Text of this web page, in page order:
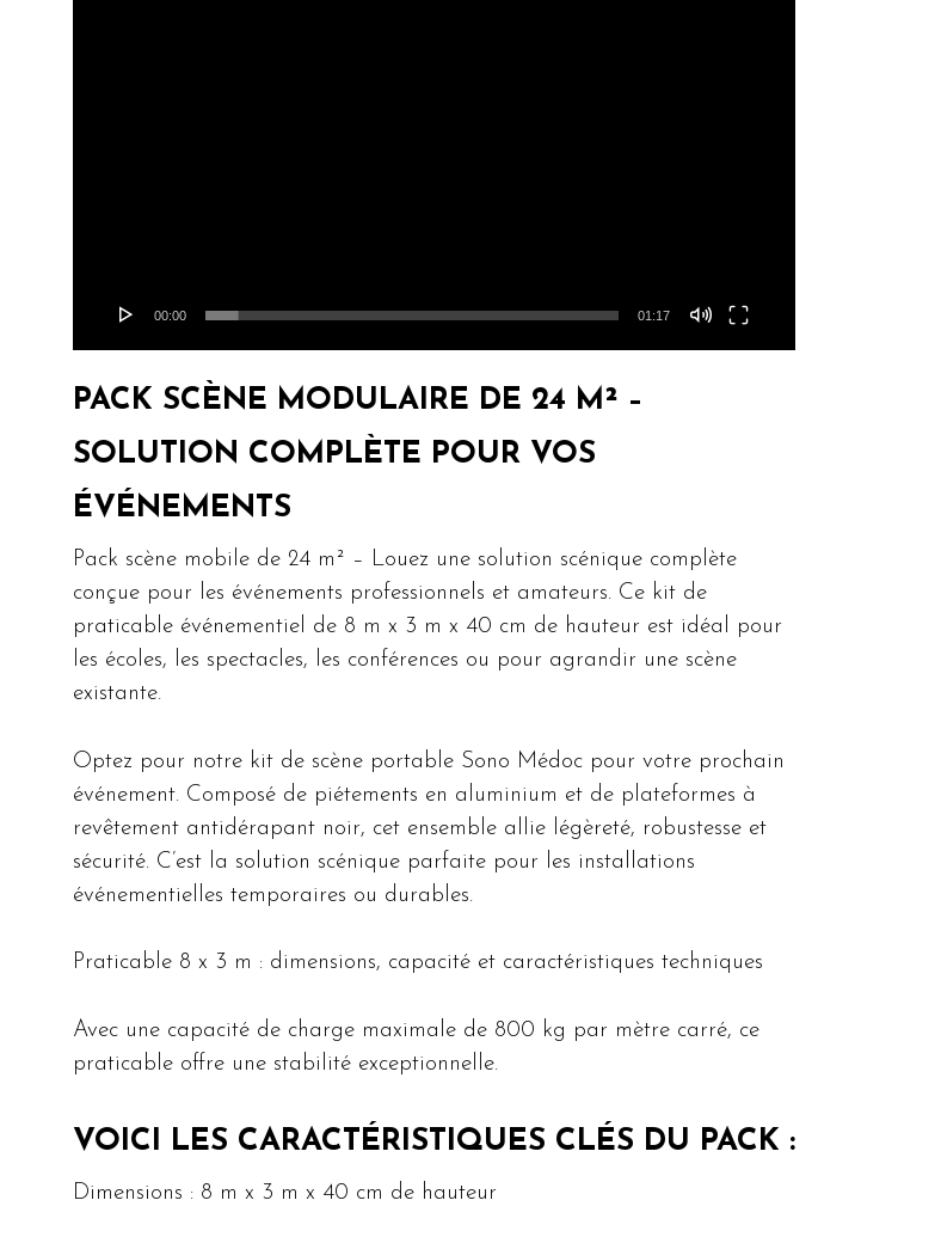
00:00 01:17
PACK SCÈNE MODULAIRE DE 24 M² –
SOLUTION COMPLÈTE POUR VOS
ÉVÉNEMENTS
Pack scène mobile de 24 m² – Louez une solution scénique complète
conçue pour les événements professionnels et amateurs. Ce kit de
praticable événementiel de 8 m x 3 m x 40 cm de hauteur est idéal pour
les écoles, les spectacles, les conférences ou pour agrandir une scène
existante.
Optez pour notre kit de scène portable Sono Médoc pour votre prochain
événement. Composé de piétements en aluminium et de plateformes à
revêtement antidérapant noir, cet ensemble allie légèreté, robustesse et
sécurité. C’est la solution scénique parfaite pour les installations
événementielles temporaires ou durables.
Praticable 8 x 3 m : dimensions, capacité et caractéristiques techniques
Avec une capacité de charge maximale de 800 kg par mètre carré, ce
praticable offre une stabilité exceptionnelle.
VOICI LES CARACTÉRISTIQUES CLÉS DU PACK :
Dimensions : 8 m x 3 m x 40 cm de hauteur